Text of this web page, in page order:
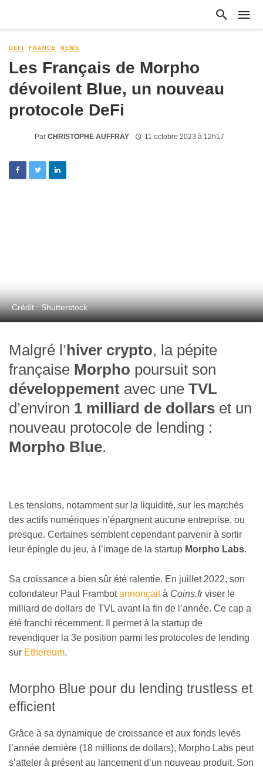
DEFI FRANCE NEWS
Les Français de Morpho
dévoilent Blue, un nouveau
protocole DeFi
Par CHRISTOPHE AUFFRAY 11 octobre 2023 à 12h17
Crédit : Shutterstock
Malgré l’ hiver crypto, la pépite
française Morpho poursuit son
développement avec une TVL
d’environ 1 milliard de dollars et un
nouveau protocole de lending :
Morpho Blue.
Les tensions, notamment sur la liquidité, sur les marchés
des actifs numériques n’épargnent aucune entreprise, ou
presque. Certaines semblent cependant parvenir à sortir
leur épingle du jeu, à l’image de la startup Morpho Labs.
Sa croissance a bien sûr été ralentie. En juillet 2022, son
cofondateur Paul Frambotannonçaità Coins.frviser le
milliard de dollars de TVL avant la fin de l’année. Ce cap a
été franchi récemment. Il permet à la startup de
revendiquer la 3e position parmi les protocoles de lending
sur Ethereum.
Morpho Blue pour du lending trustless et
efficient
Grâce à sa dynamique de croissance et aux fonds levés
l’année dernière (18 millions de dollars), Morpho Labs peut
s’atteler à présent au lancement d’un nouveau produit. Son